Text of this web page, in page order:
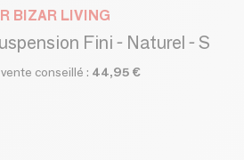
BIZAR LIVING
Fini - Naturel - S
conseillé : 44,95 €